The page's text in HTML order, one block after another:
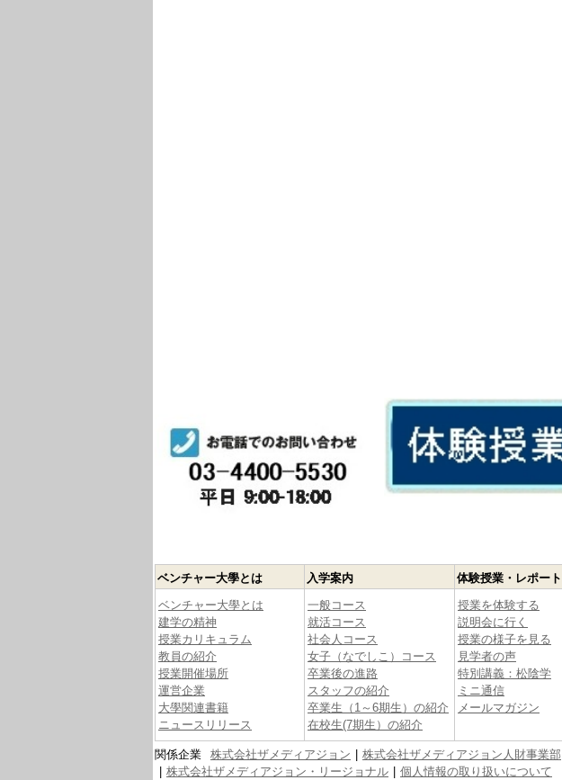
ベンチャー大學とは
ベンチャー大學とは
建学の精神
授業カリキュラム
教員の紹介
授業開催場所
運営企業
大學関連書籍
ニュースリリース
入学案内
一般コース
就活コース
社会人コース
女子（なでしこ）コース
卒業後の進路
スタッフの紹介
卒業生（1～6期生）の紹介
在校生(7期生）の紹介
体験授業・レポート
授業を体験する
説明会に行く
授業の様子を見る
見学者の声
特別講義：松陰学
ミニ通信
メールマガジン
関係企業 株式会社ザメディアジョン 株式会社ザメディアジョン人財事業部
株式会社ザメディアジョン・リージョナル
個人情報の取り扱いについて